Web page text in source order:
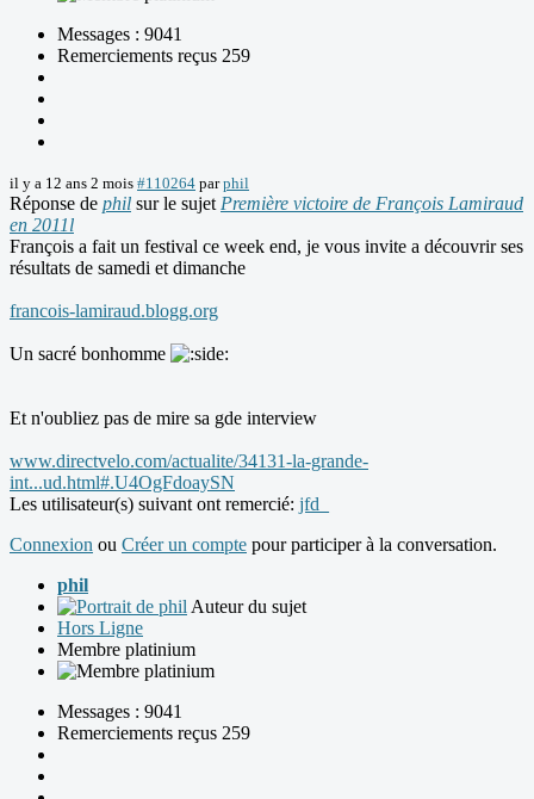
Messages : 9041
Remerciements reçus 259
il y a 12 ans 2 mois #110264 parphil
Réponse de phil sur le sujet Première victoire de François Lamiraud
en 2011l
François a fait un festival ce week end, je vous invite a découvrir ses
résultats de samedi et dimanche
francois-lamiraud.blogg.org
Un sacré bonhomme
Et n'oubliez pas de mire sa gde interview
www.directvelo.com/actualite/34131-la-grande-
int...ud.html#.U4OgFdoaySN
Les utilisateur(s) suivant ont remercié: jfd_
Connexion ou Créer un compte pour participer à la conversation.
phil
Auteur du sujet
Hors Ligne
Membre platinium
Messages : 9041
Remerciements reçus 259